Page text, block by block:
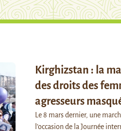
Kirghizstan : la
des droits des
agresseurs
Le 8 mars dernier, une
l’occasion de la Journée